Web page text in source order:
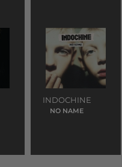
INDOCHINE
NO NAME